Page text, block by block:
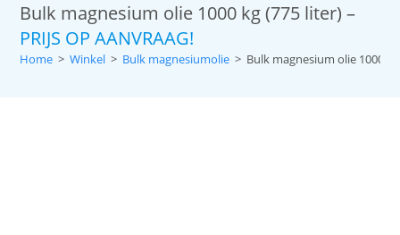
Bulk magnesium olie 1000 kg (775 liter) –
PRIJS OP AANVRAAG!
Home > Winkel > Bulk magnesiumolie > Bulk magnesium olie 1000 kg